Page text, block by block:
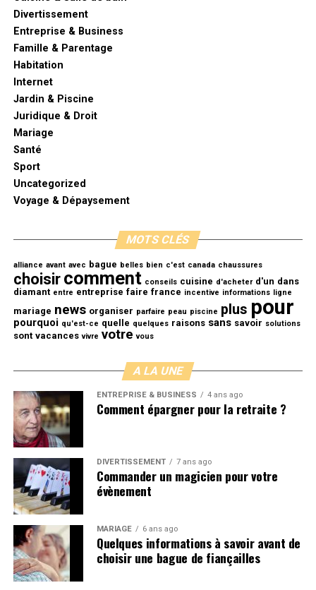
Cette composition va détruire les microbes à l’origine
des acnés et éliminera les impuretés qui bouchent les
pores. Son effet antioxydant va aider à maintenir la
peau souple et jeune et réduira l’apparition des rides.
Efficace contre les nausées et
vomissements
Le jus de citron agit sur les malaises dus aux transports
ou pendant la grossesse. Le goût acide de cet agrume
fait disparaître la nausée et la femme enceinte peut
Découper du citron et le mélanger à de l’eau tiède dans
un verre permet de stopper les vomissements
rapidement.
Jus de citron et gingembre
leurs actions sont complémentaires.
Pour plus d’information sur les astuces naturelles, vous
pouvez aussi consulter notre magazine d’astuce
Ihavefind.com.
Divertissement
Entreprise & Business
Famille & Parentage
Habitation
Internet
Jardin & Piscine
Juridique & Droit
Mariage
Santé
Sport
Uncategorized
Voyage & Dépaysement
MOTS CLÉS
alliance avant avec bague belles bien c'est canada chaussures
choisir comment conseils cuisine d'acheter d'un dans
diamant entre entreprise faire france incentive informations ligne
mariage news organiser parfaire peau piscine plus pour
pourquoi qu'est-ce quelle quelques raisons sans savoir solutions
sont vacances vivre votre vous
A LA UNE
ENTREPRISE & BUSINESS 4 ans ago
Comment épargner pour la retraite ?
DIVERTISSEMENT 7 ans ago
Commander un magicien pour votre
évènement
MARIAGE 6 ans ago
Quelques informations à savoir avant de
choisir une bague de fiançailles